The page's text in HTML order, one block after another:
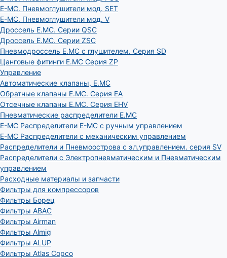
E-MC. Пневмоглушители мод. SET
E-MC. Пневмоглушители мод. V
Дроссель E.MC. Серии QSC
Дроссель E.MC. Серии ZSC
Пневмодроссель E.MC с глушителем. Серия SD
Цанговые фитинги E.MC Серия ZP
Управление
Автоматические клапаны, Е.МС
Обратные клапаны E.MC. Серия EA
Отсечные клапаны E.MC. Серия EHV
Пневматические распределители E.MC
E-MC Распределители E-MC с ручным управлением
E-MC Распределители с механическим управлением
Распределители и Пневмоострова с эл.управлением. серия SV
Распределители с Электропневматическим и Пневматическим
управлением
Расходные материалы и запчасти
Фильтры для компрессоров
Фильтры Борец
Фильтры ABAC
Фильтры Airman
Фильтры Almig
Фильтры ALUP
Фильтры Atlas Copco